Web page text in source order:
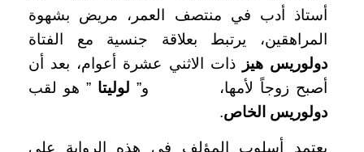
أستاذ أدب في منتصف العمر، مريض بشهوة
المراهقين، يرتبط بعلاقة جنسية مع الفتاة
دولوريس هيز
ذات الاثني عشرة أعوام، بعد أن
أصبح زوجاً لأمها، و” لوليتا ” هو لقب
دولوريس الخاص.
يعتمد أسلوب المؤلف في هذه الرواية على